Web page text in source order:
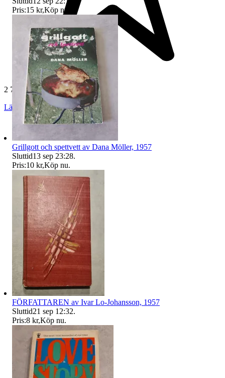
2 736 omdömen
Läs omdömen Följ
Pris:15 kr,Köp nu
Grillgott och spettvett av Dana Möller, 1957
Sluttid13 sep 23:28.
Pris:10 kr,Köp nu.
FÖRFATTAREN av Ivar Lo-Johansson, 1957
Sluttid21 sep 12:32.
Pris:8 kr,Köp nu.